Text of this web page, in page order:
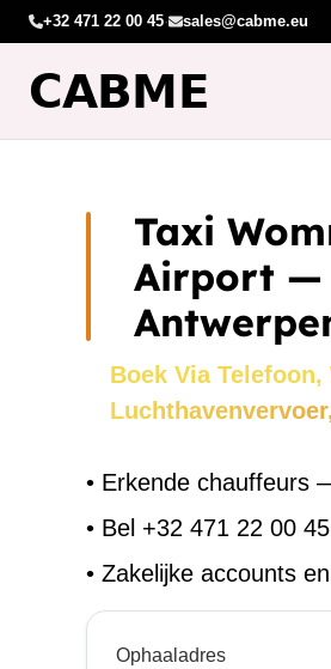
+32 471 22 00 45· sales@cabme.eu
Taxi
Airport —
Boek Via
• Erkende chauffeurs
• Bel +32 471 22 00
• Zakelijke accounts
Ophaaladres